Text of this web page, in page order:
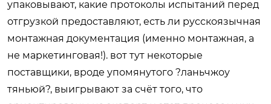
упаковывают, какие протоколы испытаний перед
отгрузкой предоставляют, есть ли русскоязычная
монтажная документация (именно монтажная, а
не маркетинговая!). вот тут некоторые
поставщики, вроде упомянутого ?ланьчжоу
тяньюй?, выигрывают за счёт того, что